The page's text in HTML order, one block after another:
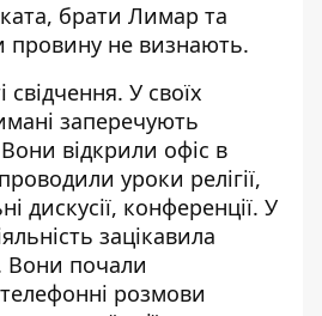
брати Лимар та
не визнають.
У своїх
заперечують
відкрили офіс в
уроки релігії,
дискусії, конференції. У
зацікавила
Вони почали
розмови